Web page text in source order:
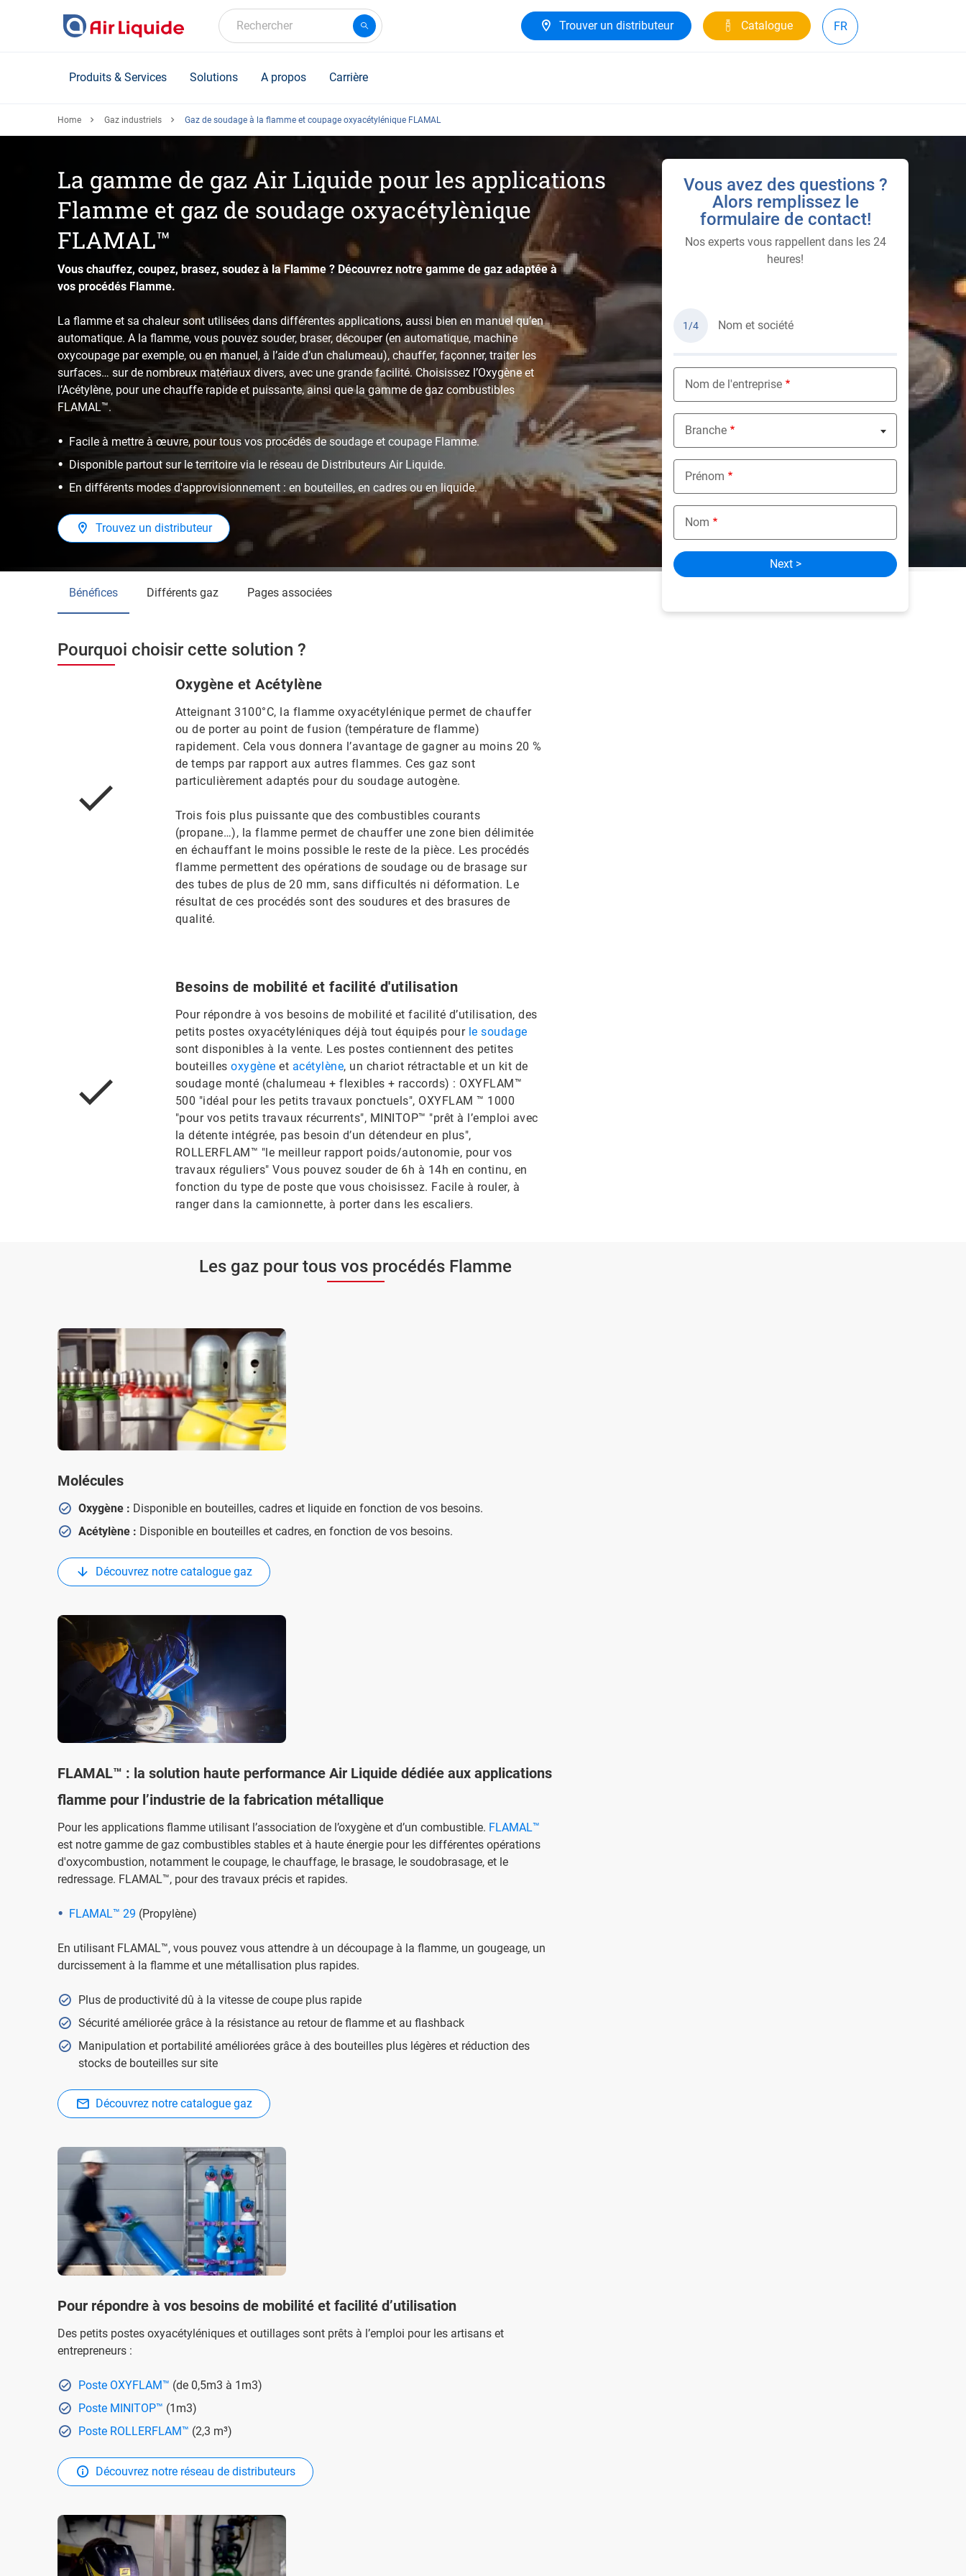
Rechercher Trouver un distributeur Catalogue FR
Produits & Services Solutions A propos Carrière
Home Gaz industriels Gaz de soudage à la flamme et coupage oxyacétylénique FLAMAL
La gamme de gaz Air Liquide pour les applications
Flamme et gaz de soudage oxyacétylènique
FLAMAL™
Vous chauffez, coupez, brasez, soudez à la Flamme ? Découvrez notre gamme de gaz adaptée à
vos procédés Flamme.
La flamme et sa chaleur sont utilisées dans différentes applications, aussi bien en manuel qu’en
automatique. A la flamme, vous pouvez souder, braser, découper (en automatique, machine
oxycoupage par exemple, ou en manuel, à l’aide d’un chalumeau), chauffer, façonner, traiter les
surfaces… sur de nombreux matériaux divers, avec une grande facilité. Choisissez l’Oxygène et
l’Acétylène, pour une chauffe rapide et puissante, ainsi que la gamme de gaz combustibles
FLAMAL™.
Facile à mettre à œuvre, pour tous vos procédés de soudage et coupage Flamme.
Disponible partout sur le territoire via le réseau de Distributeurs Air Liquide.
En différents modes d'approvisionnement : en bouteilles, en cadres ou en liquide.
Trouvez un distributeur
Bénéfices Différents gaz Pages associées
Pourquoi choisir cette solution ?
Oxygène et Acétylène
Atteignant 3100°C, la flamme oxyacétylénique permet de chauffer
ou de porter au point de fusion (température de flamme)
rapidement. Cela vous donnera l’avantage de gagner au moins 20 %
de temps par rapport aux autres flammes. Ces gaz sont
particulièrement adaptés pour du soudage autogène.
Trois fois plus puissante que des combustibles courants
(propane…), la flamme permet de chauffer une zone bien délimitée
en échauffant le moins possible le reste de la pièce. Les procédés
flamme permettent des opérations de soudage ou de brasage sur
des tubes de plus de 20 mm, sans difficultés ni déformation. Le
résultat de ces procédés sont des soudures et des brasures de
qualité.
Besoins de mobilité et facilité d'utilisation
Pour répondre à vos besoins de mobilité et facilité d’utilisation, des
petits postes oxyacétyléniques déjà tout équipés pour le soudage
sont disponibles à la vente. Les postes contiennent des petites
bouteillesoxygèneet acétylène, un chariot rétractable et un kit de
soudage monté (chalumeau + flexibles + raccords) : OXYFLAM™
500 "idéal pour les petits travaux ponctuels", OXYFLAM ™ 1000
"pour vos petits travaux récurrents", MINITOP™ "prêt à l’emploi avec
la détente intégrée, pas besoin d’un détendeur en plus",
ROLLERFLAM™ "le meilleur rapport poids/autonomie, pour vos
travaux réguliers" Vous pouvez souder de 6h à 14h en continu, en
fonction du type de poste que vous choisissez. Facile à rouler, à
ranger dans la camionnette, à porter dans les escaliers.
Les gaz pour tous vos procédés Flamme
Molécules
Oxygène : Disponible en bouteilles, cadres et liquide en fonction de vos besoins.
Acétylène : Disponible en bouteilles et cadres, en fonction de vos besoins.
Découvrez notre catalogue gaz
FLAMAL™ : la solution haute performance Air Liquide dédiée aux applications
flamme pour l’industrie de la fabrication métallique
Pour les applications flamme utilisant l’association de l’oxygène et d’un combustible. FLAMAL™
est notre gamme de gaz combustibles stables et à haute énergie pour les différentes opérations
d'oxycombustion, notamment le coupage, le chauffage, le brasage, le soudobrasage, et le
redressage. FLAMAL™, pour des travaux précis et rapides.
FLAMAL™ 29 (Propylène)
En utilisant FLAMAL™, vous pouvez vous attendre à un découpage à la flamme, un gougeage, un
durcissement à la flamme et une métallisation plus rapides.
Plus de productivité dû à la vitesse de coupe plus rapide
Sécurité améliorée grâce à la résistance au retour de flamme et au flashback
Manipulation et portabilité améliorées grâce à des bouteilles plus légères et réduction des
stocks de bouteilles sur site
Découvrez notre catalogue gaz
Pour répondre à vos besoins de mobilité et facilité d’utilisation
Des petits postes oxyacétyléniques et outillages sont prêts à l’emploi pour les artisans et
entrepreneurs :
Poste OXYFLAM™ (de 0,5m3 à 1m3)
Poste MINITOP™ (1m3)
Poste ROLLERFLAM™ (2,3 m³)
Découvrez notre réseau de distributeurs
Vous avez des questions ?
Alors remplissez le
formulaire de contact!
Nos experts vous rappellent dans les 24
heures!
1/4 Nom et société
Nom de l'entreprise
Branche
Nothing selected
Prénom
Nom